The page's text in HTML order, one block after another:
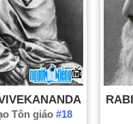
Tôn giáo #18